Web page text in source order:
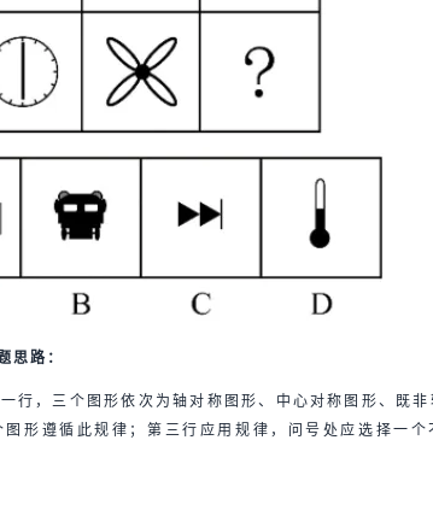
思路：
行，三个图形依次为轴对称图形、中心对称图形、既非
形遵循此规律；第三行应用规律，问号处应选择一个